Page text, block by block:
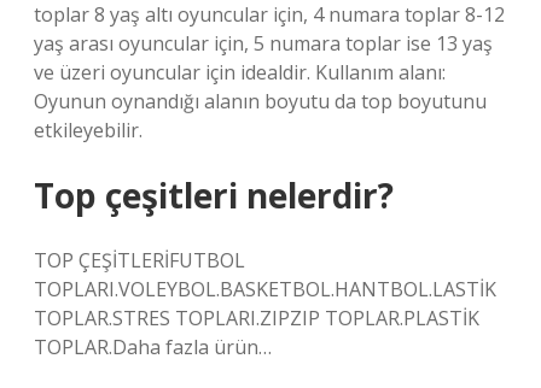
toplar 8 yaş altı oyuncular için, 4 numara toplar 8-12
yaş arası oyuncular için, 5 numara toplar ise 13 yaş
ve üzeri oyuncular için idealdir. Kullanım alanı:
Oyunun oynandığı alanın boyutu da top boyutunu
etkileyebilir.
Top çeşitleri nelerdir?
TOP ÇEŞİTLERİFUTBOL
TOPLARI.VOLEYBOL.BASKETBOL.HANTBOL.LASTİK
TOPLAR.STRES TOPLARI.ZIPZIP TOPLAR.PLASTİK
TOPLAR.Daha fazla ürün…